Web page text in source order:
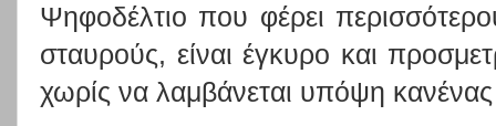
Ψηφοδέλτιο που φέρει
σταυρούς, είναι έγκυρο και
χωρίς να λαμβάνεται υπόψη